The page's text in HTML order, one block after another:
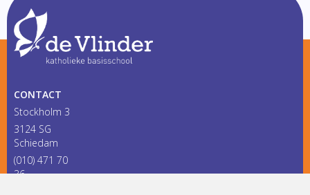
CONTACT
Stockholm 3
3124 SG
Schiedam
(010) 471 70
36